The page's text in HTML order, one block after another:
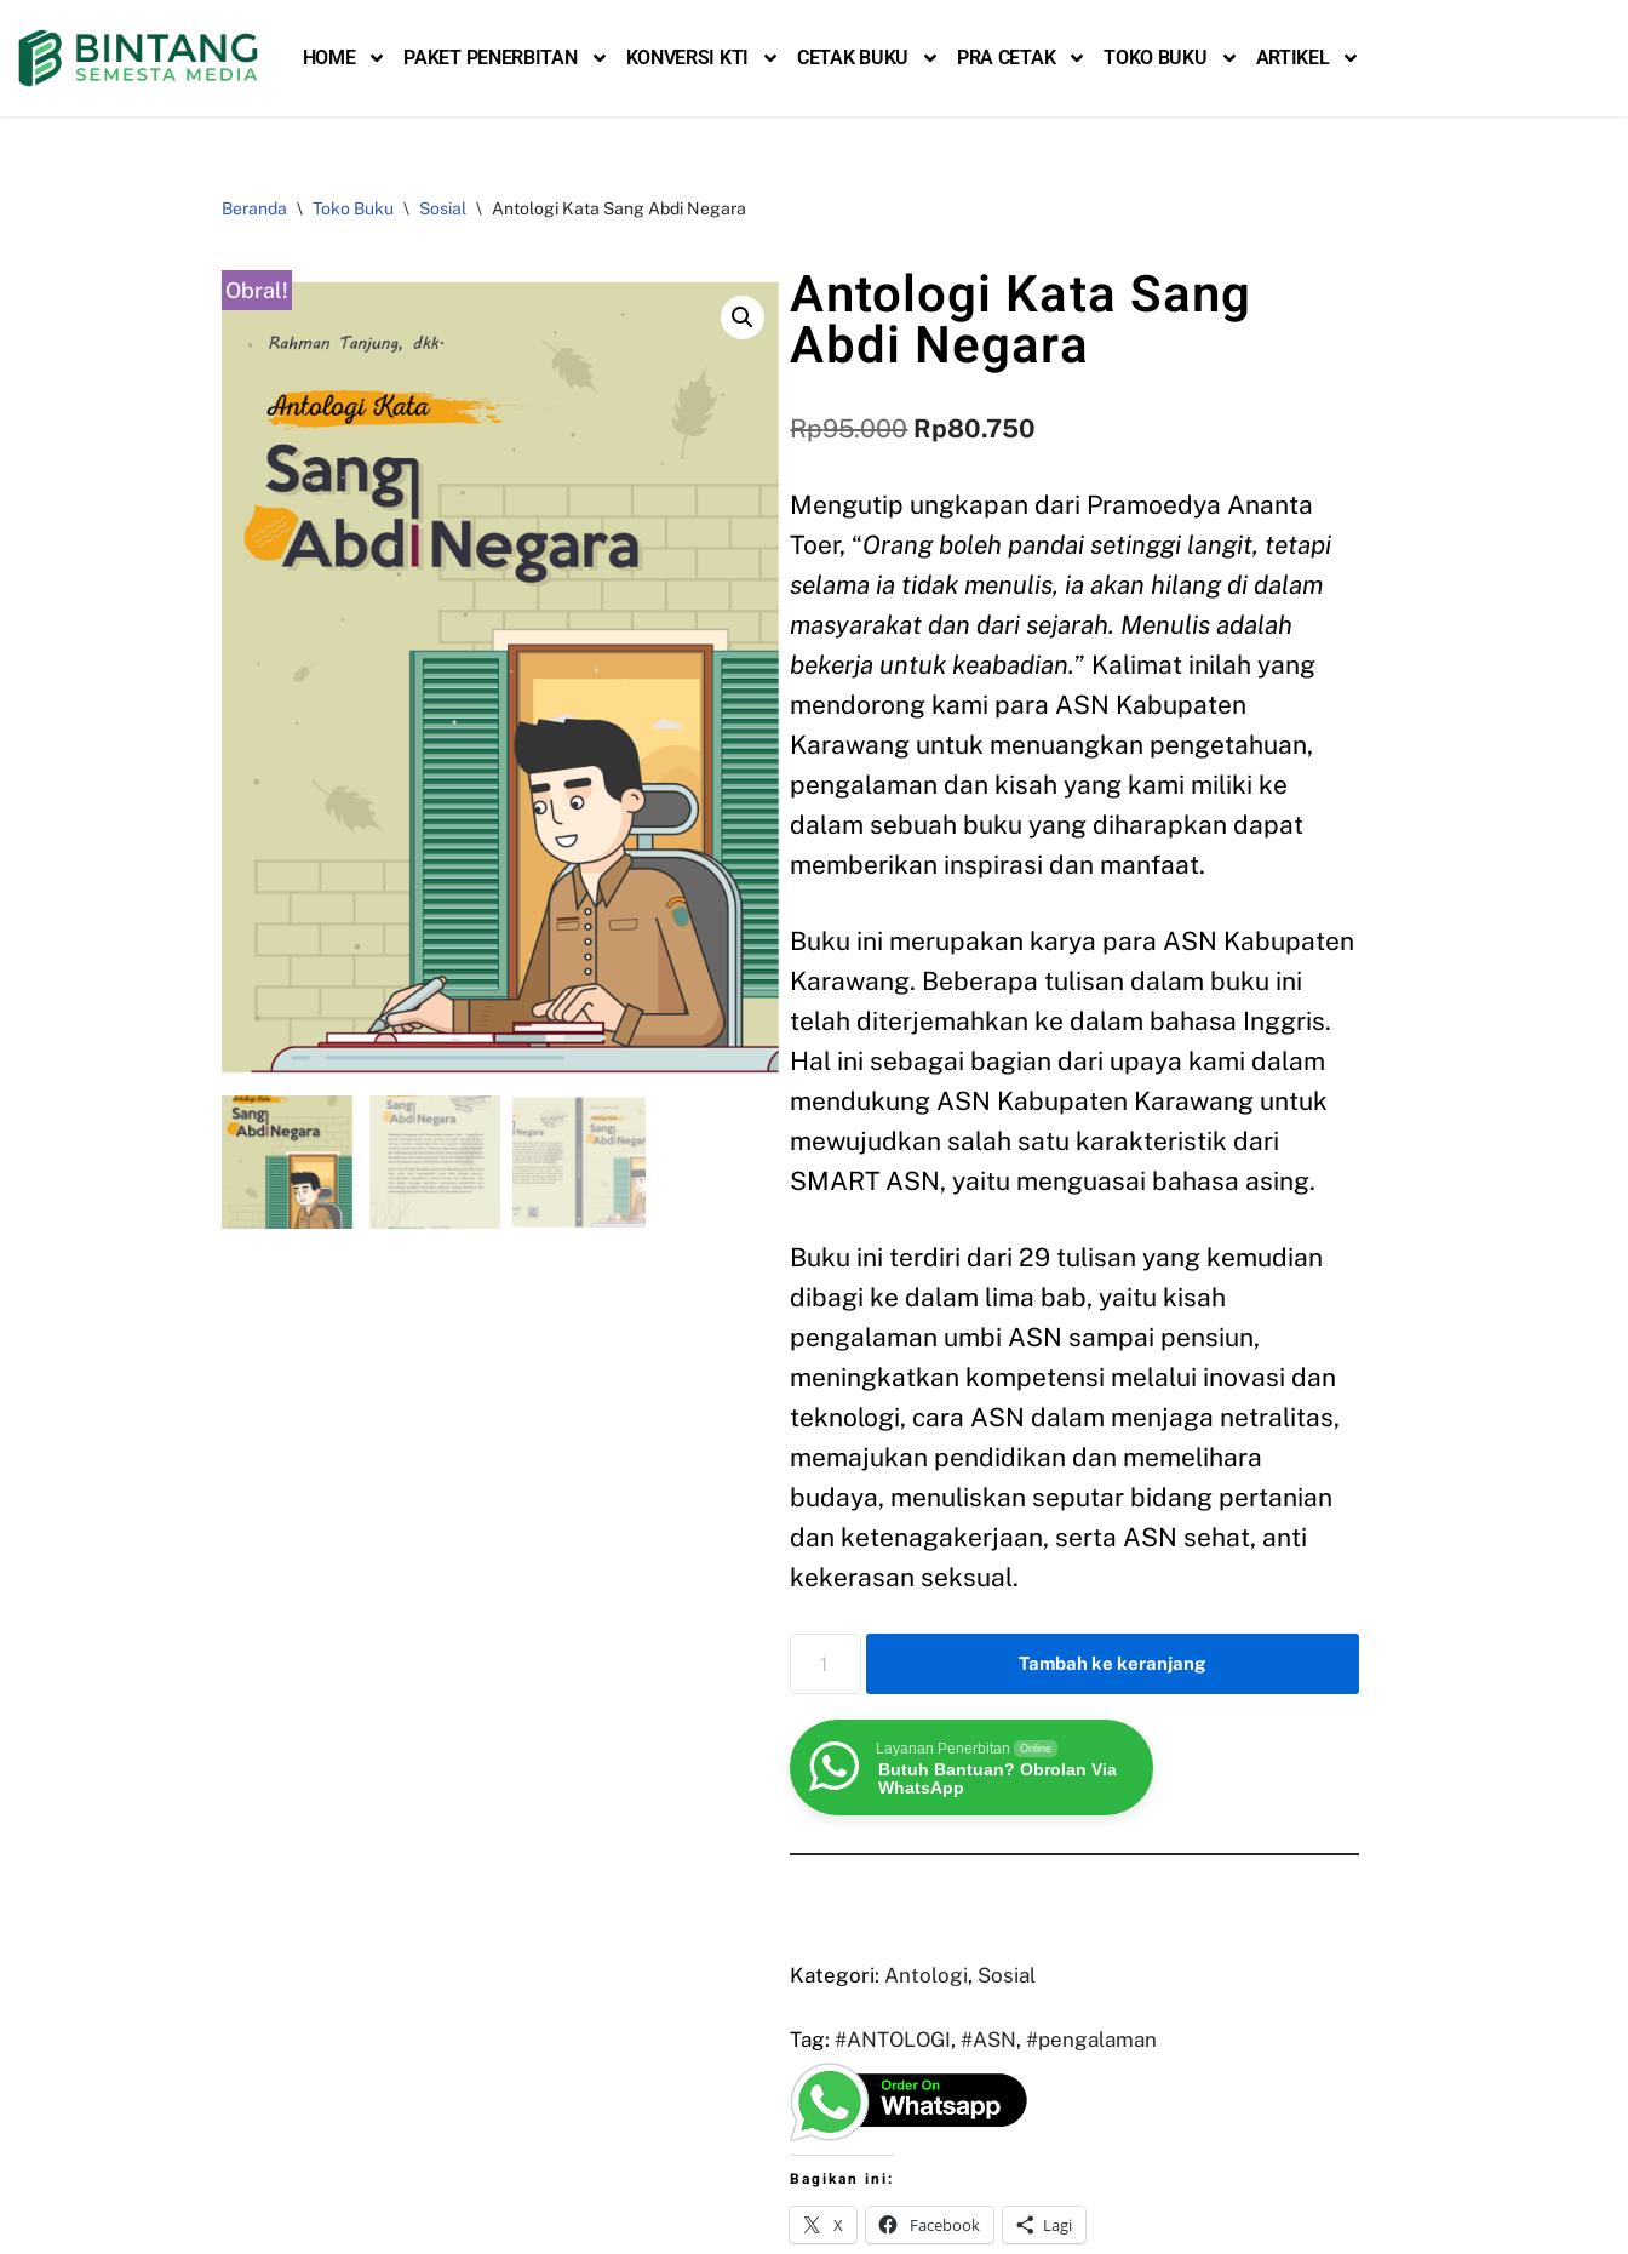
Lompat
HOME PAKET PENERBITAN KONVERSI KTI CETAK BUKU PRA CETAK TOKO BUKU ARTIKEL
Beranda \ Toko Buku \ Sosial \ Antologi Kata Sang Abdi Negara
Obral! Antologi Kata Sang
Abdi Negara
Rp95.000 Rp80.750
Mengutip ungkapan dari Pramoedya Ananta
Toer, “Orang boleh pandai setinggi langit, tetapi
selama ia tidak menulis, ia akan hilang di dalam
masyarakat dan dari sejarah. Menulis adalah
bekerja untuk keabadian.” Kalimat inilah yang
mendorong kami para ASN Kabupaten
Karawang untuk menuangkan pengetahuan,
pengalaman dan kisah yang kami miliki ke
dalam sebuah buku yang diharapkan dapat
memberikan inspirasi dan manfaat.
Buku ini merupakan karya para ASN Kabupaten
Karawang. Beberapa tulisan dalam buku ini
telah diterjemahkan ke dalam bahasa Inggris.
Hal ini sebagai bagian dari upaya kami dalam
mendukung ASN Kabupaten Karawang untuk
mewujudkan salah satu karakteristik dari
SMART ASN, yaitu menguasai bahasa asing.
Buku ini terdiri dari 29 tulisan yang kemudian
dibagi ke dalam lima bab, yaitu kisah
pengalaman umbi ASN sampai pensiun,
meningkatkan kompetensi melalui inovasi dan
teknologi, cara ASN dalam menjaga netralitas,
memajukan pendidikan dan memelihara
budaya, menuliskan seputar bidang pertanian
dan ketenagakerjaan, serta ASN sehat, anti
kekerasan seksual.
Tambah ke keranjang
Layanan Penerbitan Online
Butuh Bantuan? Obrolan Via
WhatsApp
Kategori: Antologi, Sosial
Tag:#ANTOLOGI,#ASN,#pengalaman
Bagikan ini:
X Facebook Lagi